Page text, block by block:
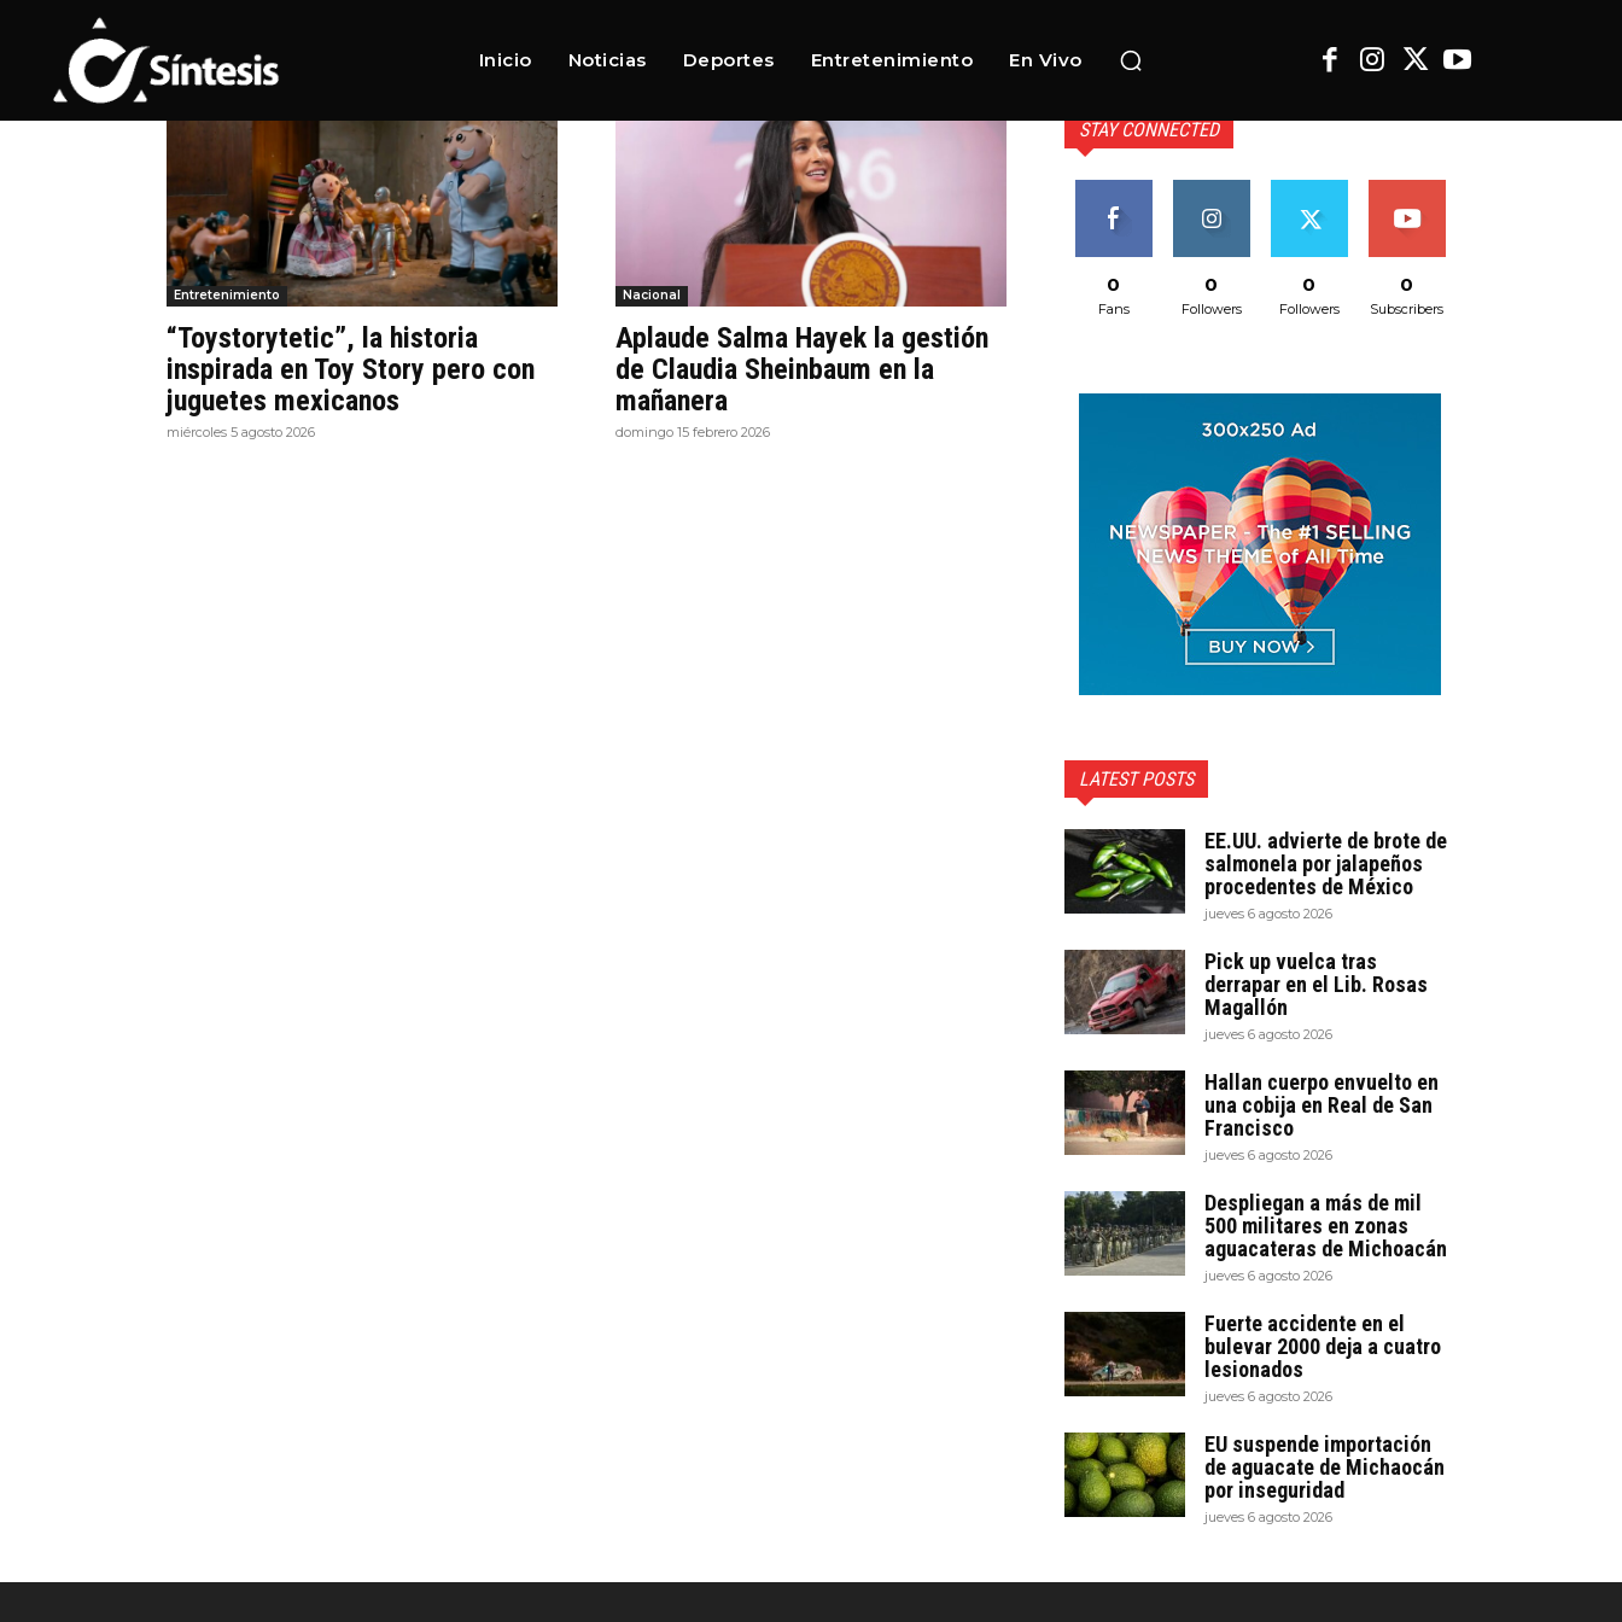
Inicio Noticias Deportes Entretenimiento En Vivo
Tag:Cine Mexicano
Entretenimiento
“Toystorytetic”, la historia
inspirada en Toy Story pero con
juguetes mexicanos
miércoles 5 agosto 2026
Nacional
Aplaude Salma Hayek la gestión
de Claudia Sheinbaum en la
mañanera
domingo 15 febrero 2026
STAY CONNECTED
0
Fans
0
Followers
0
Followers
0
Subscribers
LATEST POSTS
EE.UU. advierte de brote de
salmonela por jalapeños
procedentes de México
jueves 6 agosto 2026
Pick up vuelca tras
derrapar en el Lib. Rosas
Magallón
jueves 6 agosto 2026
Hallan cuerpo envuelto en
una cobija en Real de San
Francisco
jueves 6 agosto 2026
Despliegan a más de mil
500 militares en zonas
aguacateras de Michoacán
jueves 6 agosto 2026
Fuerte accidente en el
bulevar 2000 deja a cuatro
lesionados
jueves 6 agosto 2026
EU suspende importación
de aguacate de Michaocán
por inseguridad
jueves 6 agosto 2026